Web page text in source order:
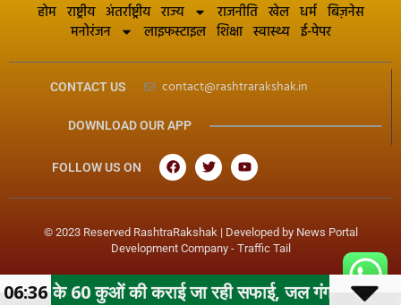
होम राष्ट्रीय अंतर्राष्ट्रीय राज्य राजनीति खेल धर्म बिज़नेस
मनोरंजन
लाइफस्टाइल शिक्षा स्वास्थ्य ई-पेपर
CONTACT US contact@rashtrarakshak.in
DOWNLOAD OUR APP
FOLLOW US ON
© 2023 Reserved RashtraRakshak | Developed by News Portal
Development Company- Traffic Tail
कुओं की कराई जा रही सफाई, जल गंगा संवर्धन अभियान के
06:36